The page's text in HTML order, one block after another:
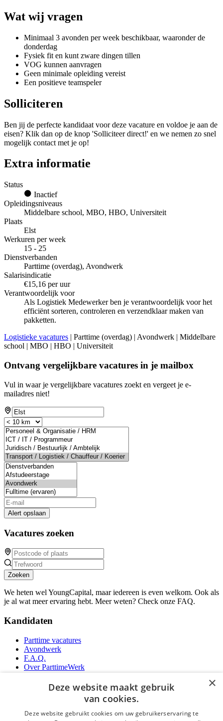
Wat wij vragen
Minimaal 3 avonden per week beschikbaar, waaronder de
donderdag
Fysiek fit en kunt zware dingen tillen
VOG kunnen aanvragen
Geen minimale opleiding vereist
Een positieve teamspeler
Solliciteren
Ben jij de perfecte kandidaat voor deze vacature en voldoe je aan de
eisen? Klik dan op de knop 'Solliciteer direct!' en we nemen zo snel
mogelijk contact met je op!
Extra informatie
Status
Inactief
Opleidingsniveaus
Middelbare school, MBO, HBO, Universiteit
Plaats
Elst
Werkuren per week
15 - 25
Dienstverbanden
Parttime (overdag), Avondwerk
Salarisindicatie
€15,16 per uur
Verantwoordelijk voor
Als Logistiek Medewerker ben je verantwoordelijk voor het
efficiënt sorteren, controleren en verzendklaar maken van
pakketten.
Logistieke vacatures | Parttime (overdag) | Avondwerk | Middelbare
school | MBO | HBO | Universiteit
Ontvang vergelijkbare vacatures in je mailbox
Vul in waar je vergelijkbare vacatures zoekt en vergeet je e-
mailadres niet!
Alert opslaan
Vacatures zoeken
Zoeken
We heten wel YoungCapital, maar iedereen is even welkom. Ook als
je al wat meer ervaring hebt. Meer weten? Check onze FAQ.
Kandidaten
Parttime vacatures
Avondwerk
F.A.Q.
Over ParttimeWerk
YoungCapital Android App
×
Deze website maakt gebruik
van cookies.
Deze website gebruikt cookies om uw gebruikerservaring te